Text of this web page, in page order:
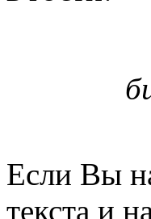
Если Вы
текста и